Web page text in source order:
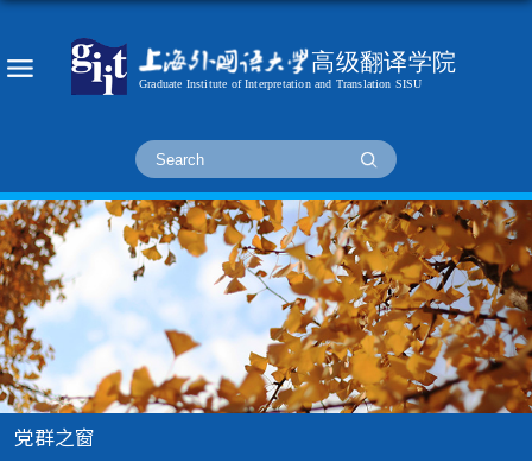
党群之窗